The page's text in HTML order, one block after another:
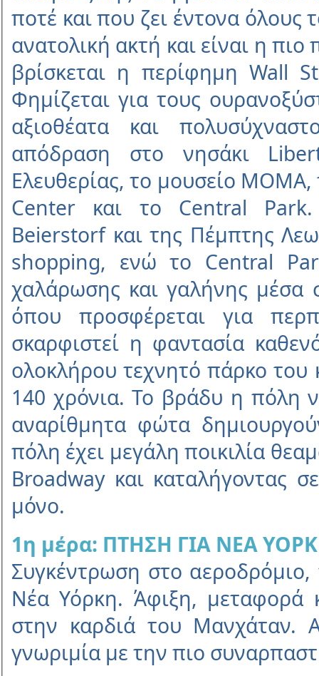
ποτέ και που ζει έντονα όλους
ανατολική ακτή και είναι η
βρίσκεται η περίφηµη Wall
Φηµίζεται για τους
αξιοθέατα και
απόδραση στο νησάκι
Ελευθερίας, το µουσείο
Center και το Central Park.
Beierstorf και της Πέµπτης
shopping, ενώ το Central
χαλάρωσης και γαλήνης µέσα
όπου προσφέρεται για
σκαρφιστεί η φαντασία
ολοκλήρου τεχνητό πάρκο
140 χρόνια. Το βράδυ η πόλη
αναρίθµητα φώτα
πόλη έχει µεγάλη ποικιλία
Broadway και καταλήγοντας
µόνο.
1η µέρα: ΠΤΗΣΗ ΓΙΑ ΝΕΑ
Συγκέντρωση στο αεροδρόµιο,
Νέα Υόρκη. Άφιξη, µεταφορά
στην καρδιά του Μανχάταν.
γνωριµία µε την πιο